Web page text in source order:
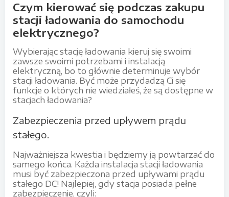
Czym kierować się podczas zakupu
stacji ładowania do samochodu
elektrycznego?
Wybierając stację ładowania kieruj się swoimi
zawsze swoimi potrzebami i instalacją
elektryczną, bo to głównie determinuje wybór
stacji ładowania. Być może przydadzą Ci się
funkcje o których nie wiedziałeś, że są dostępne w
stacjach ładowania?
Zabezpieczenia przed upływem prądu
stałego.
Najważniejsza kwestia i będziemy ją powtarzać do
samego końca. Każda instalacja stacji ładowania
musi być zabezpieczona przed upływami prądu
stałego DC! Najlepiej, gdy stacja posiada pełne
zabezpieczenie, czyli: